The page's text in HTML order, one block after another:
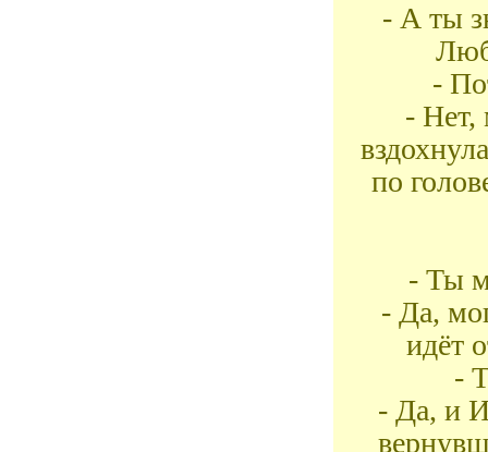
- А ты
-
- Нет,
по
- Ты
- Да,
идёт
-
- Да, и